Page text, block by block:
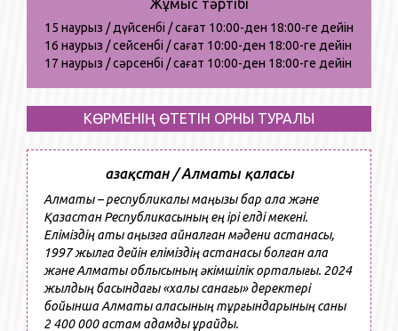
Жұмыс тәртібі
15 наурыз /дүйсенбі / сағат 10:00-ден 18:00-ге дейін
16 наурыз /сейсенбі / сағат 10:00-ден 18:00-ге дейін
17 наурыз /сәрсенбі / сағат 10:00-ден 18:00-ге дейін
КӨРМЕНІҢ ӨТЕТІН ОРНЫ ТУРАЛЫ
Қазақстан / Алматы қаласы
Алматы – республикалық маңызы бар қала және
Қазақстан Республикасының ең ірі елді мекені.
Еліміздің аты аңызға айналған мәдени астанасы,
1997 жылға дейін еліміздің астанасы болған қала
және Алматы облысының әкімшілік орталығы. 2024
жылдың басындағы «халық санағы» деректері
бойынша Алматы қаласының тұрғындарының саны
2 400 000 астам адамды құрайды.